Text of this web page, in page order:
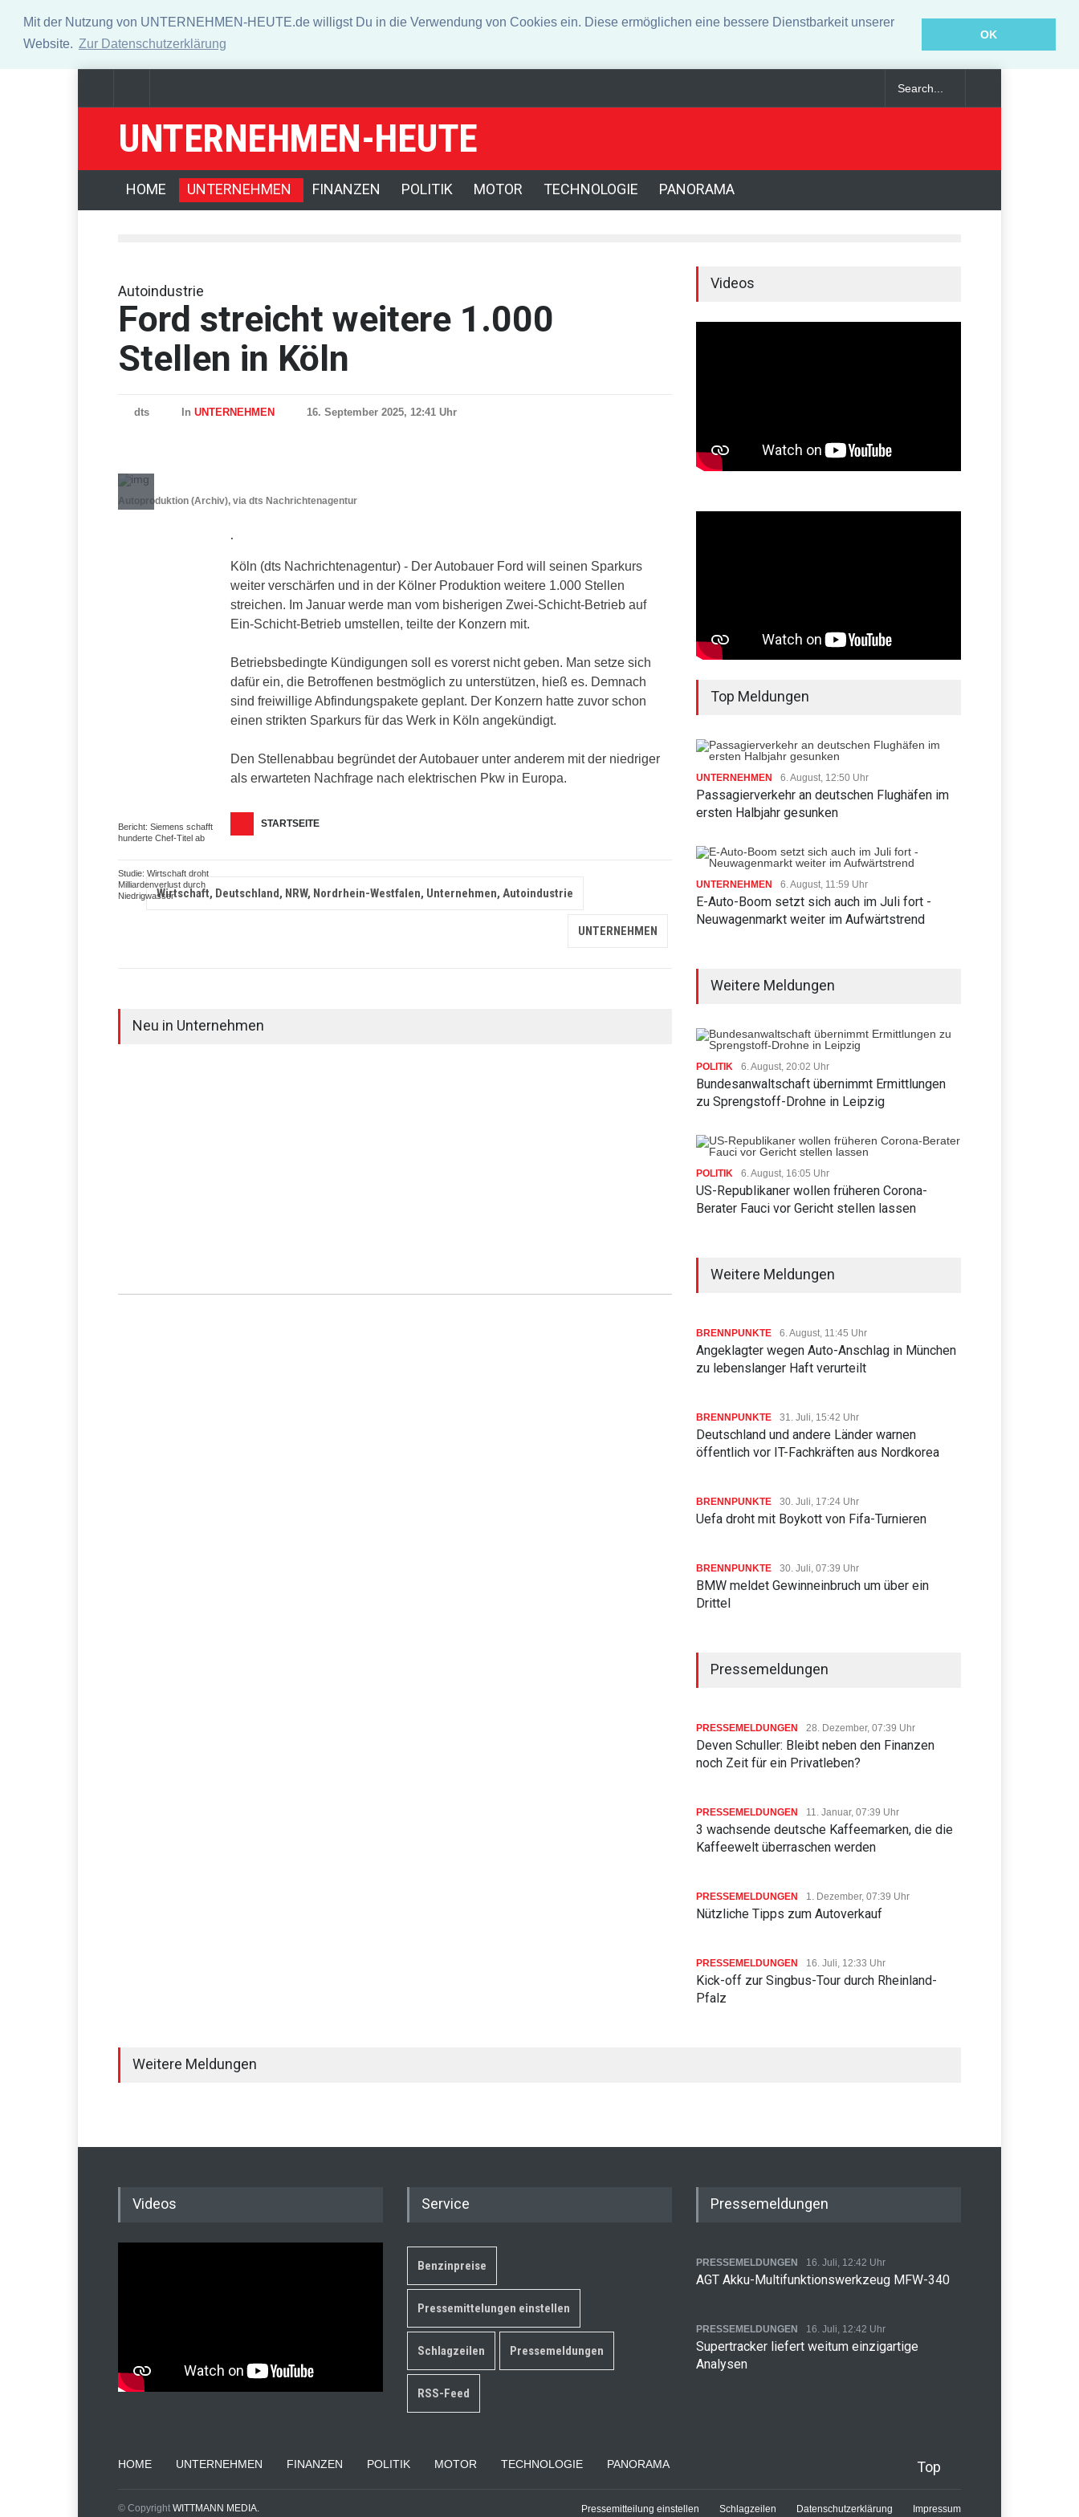
Mit der Nutzung von UNTERNEHMEN-HEUTE.de willigst Du in die Verwendung von Cookies ein. Diese ermöglichen eine bessere Dienstbarkeit unserer
Website. Zur Datenschutzerklärung
OK
Dax legt geringfügig zu - Investoren sehen Nachholpotenzial Angeklagter wegen Auto-Anschlag in München zu lebenslanger Haft verurteilt
UNTERNEHMEN-HEUTE
HOME UNTERNEHMEN FINANZEN POLITIK MOTOR TECHNOLOGIE PANORAMA
Autoindustrie
Ford streicht weitere 1.000
Stellen in Köln
dts In UNTERNEHMEN 16. September 2025, 12:41 Uhr
Autoproduktion (Archiv), via dts Nachrichtenagentur
.
Köln (dts Nachrichtenagentur) - Der Autobauer Ford will seinen Sparkurs
weiter verschärfen und in der Kölner Produktion weitere 1.000 Stellen
streichen. Im Januar werde man vom bisherigen Zwei-Schicht-Betrieb auf
Ein-Schicht-Betrieb umstellen, teilte der Konzern mit.
Betriebsbedingte Kündigungen soll es vorerst nicht geben. Man setze sich
dafür ein, die Betroffenen bestmöglich zu unterstützen, hieß es. Demnach
sind freiwillige Abfindungspakete geplant. Der Konzern hatte zuvor schon
einen strikten Sparkurs für das Werk in Köln angekündigt.
Den Stellenabbau begründet der Autobauer unter anderem mit der niedriger
als erwarteten Nachfrage nach elektrischen Pkw in Europa.
STARTSEITE
Bericht: Siemens schafft
hunderte Chef-Titel ab
Studie: Wirtschaft droht
Milliardenverlust durch
NiedrigwasserWirtschaft, Deutschland, NRW, Nordrhein-Westfalen, Unternehmen, Autoindustrie
UNTERNEHMEN
Neu in Unternehmen
Videos
Top Meldungen
UNTERNEHMEN 6. August, 12:50 Uhr
Passagierverkehr an deutschen Flughäfen im
ersten Halbjahr gesunken
UNTERNEHMEN 6. August, 11:59 Uhr
E-Auto-Boom setzt sich auch im Juli fort -
Neuwagenmarkt weiter im Aufwärtstrend
Weitere Meldungen
POLITIK 6. August, 20:02 Uhr
Bundesanwaltschaft übernimmt Ermittlungen
zu Sprengstoff-Drohne in Leipzig
POLITIK 6. August, 16:05 Uhr
US-Republikaner wollen früheren Corona-
Berater Fauci vor Gericht stellen lassen
Weitere Meldungen
BRENNPUNKTE 6. August, 11:45 Uhr
Angeklagter wegen Auto-Anschlag in München
zu lebenslanger Haft verurteilt
BRENNPUNKTE 31. Juli, 15:42 Uhr
Deutschland und andere Länder warnen
öffentlich vor IT-Fachkräften aus Nordkorea
BRENNPUNKTE 30. Juli, 17:24 Uhr
Uefa droht mit Boykott von Fifa-Turnieren
BRENNPUNKTE 30. Juli, 07:39 Uhr
BMW meldet Gewinneinbruch um über ein
Drittel
Pressemeldungen
PRESSEMELDUNGEN 28. Dezember, 07:39 Uhr
Deven Schuller: Bleibt neben den Finanzen
noch Zeit für ein Privatleben?
PRESSEMELDUNGEN 11. Januar, 07:39 Uhr
3 wachsende deutsche Kaffeemarken, die die
Kaffeewelt überraschen werden
PRESSEMELDUNGEN 1. Dezember, 07:39 Uhr
Nützliche Tipps zum Autoverkauf
PRESSEMELDUNGEN 16. Juli, 12:33 Uhr
Kick-off zur Singbus-Tour durch Rheinland-
Pfalz
Weitere Meldungen
Videos Service
Benzinpreise
Pressemittelungen einstellen
Schlagzeilen Pressemeldungen
RSS-Feed
Pressemeldungen
PRESSEMELDUNGEN 16. Juli, 12:42 Uhr
AGT Akku-Multifunktionswerkzeug MFW-340
PRESSEMELDUNGEN 16. Juli, 12:42 Uhr
Supertracker liefert weitum einzigartige
Analysen
HOME UNTERNEHMEN FINANZEN POLITIK MOTOR TECHNOLOGIE PANORAMA Top
© Copyright WITTMANN MEDIA. Pressemitteilung einstellen Schlagzeilen Datenschutzerklärung Impressum